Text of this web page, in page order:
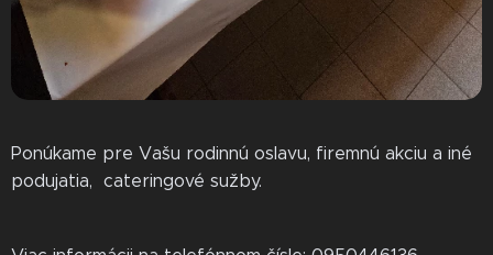
Ponúkame pre Vašu rodinnú oslavu, firemnú akciu a iné
podujatia, cateringové sužby.